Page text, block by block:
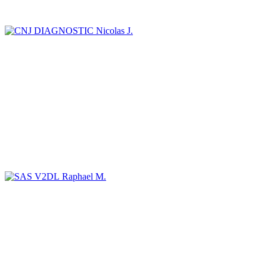
Nicolas J.
Raphael M.